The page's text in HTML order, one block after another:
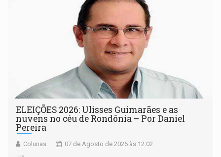
ELEIÇÕES 2026: Ulisses Guimarães e as
nuvens no céu de Rondônia – Por Daniel
Pereira
Colunas 07 de Agosto de 2026 às 12:02